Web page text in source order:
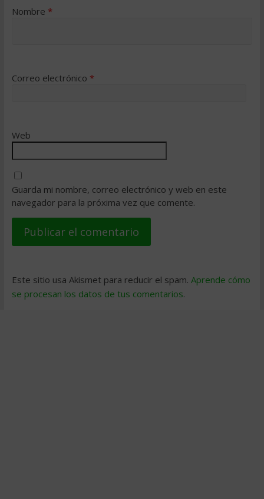
Nombre *
Correo electrónico *
Web
Guarda mi nombre, correo electrónico y web en este
navegador para la próxima vez que comente.
Este sitio usa Akismet para reducir el spam. Aprende cómo
se procesan los datos de tus comentarios.